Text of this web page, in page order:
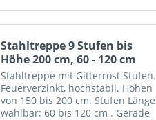
Stahltreppe 9 Stufen bis
Höhe 200 cm, 60 - 120 cm
Stahltreppe mit Gitterrost Stufen.
Feuerverzinkt, hochstabil. Höhen
von 150 bis 200 cm. Stufen Länge
wählbar: 60 bis 120 cm . Gerade